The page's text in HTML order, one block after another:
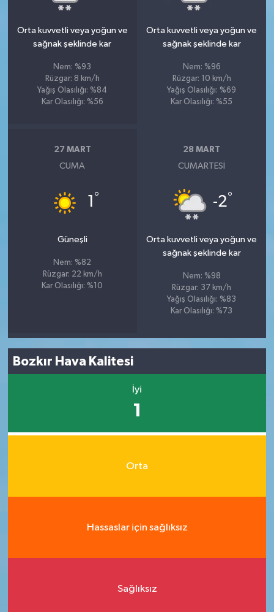
Orta kuvvetli veya yoğun ve
sağnak şeklinde kar
Nem: %93
Rüzgar: 8 km/h
Yağış Olasılığı: %84
Kar Olasılığı: %56
Orta kuvvetli veya yoğun ve
sağnak şeklinde kar
Nem: %96
Rüzgar: 10 km/h
Yağış Olasılığı: %69
Kar Olasılığı: %55
27 MART
CUMA
1 °
Güneşli
Nem: %82
Rüzgar: 22 km/h
Kar Olasılığı: %10
28 MART
CUMARTESI
-2°
Orta kuvvetli veya yoğun ve
sağnak şeklinde kar
Nem: %98
Rüzgar: 37 km/h
Yağış Olasılığı: %83
Kar Olasılığı: %73
Bozkır Hava Kalitesi
İyi
1
Orta
Hassaslar için sağlıksız
Sağlıksız